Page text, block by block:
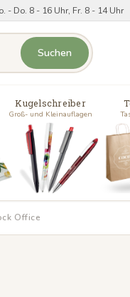
- Do. 8 - 16 Uhr, Fr. 8 - 14 Uhr
Suchen
Kugelschreiber
Groß- und Kleinauflagen
Office